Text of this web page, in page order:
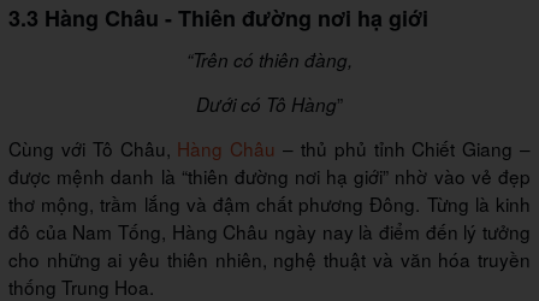
3.3 Hàng Châu - Thiên đường nơi hạ giới
“Trên có thiên đàng,
Dưới có Tô Hàng”
Cùng với Tô Châu, Hàng Châu – thủ phủ tỉnh Chiết Giang –
được mệnh danh là “thiên đường nơi hạ giới” nhờ vào vẻ đẹp
thơ mộng, trầm lắng và đậm chất phương Đông. Từng là kinh
đô của Nam Tống, Hàng Châu ngày nay là điểm đến lý tưởng
cho những ai yêu thiên nhiên, nghệ thuật và văn hóa truyền
thống Trung Hoa.